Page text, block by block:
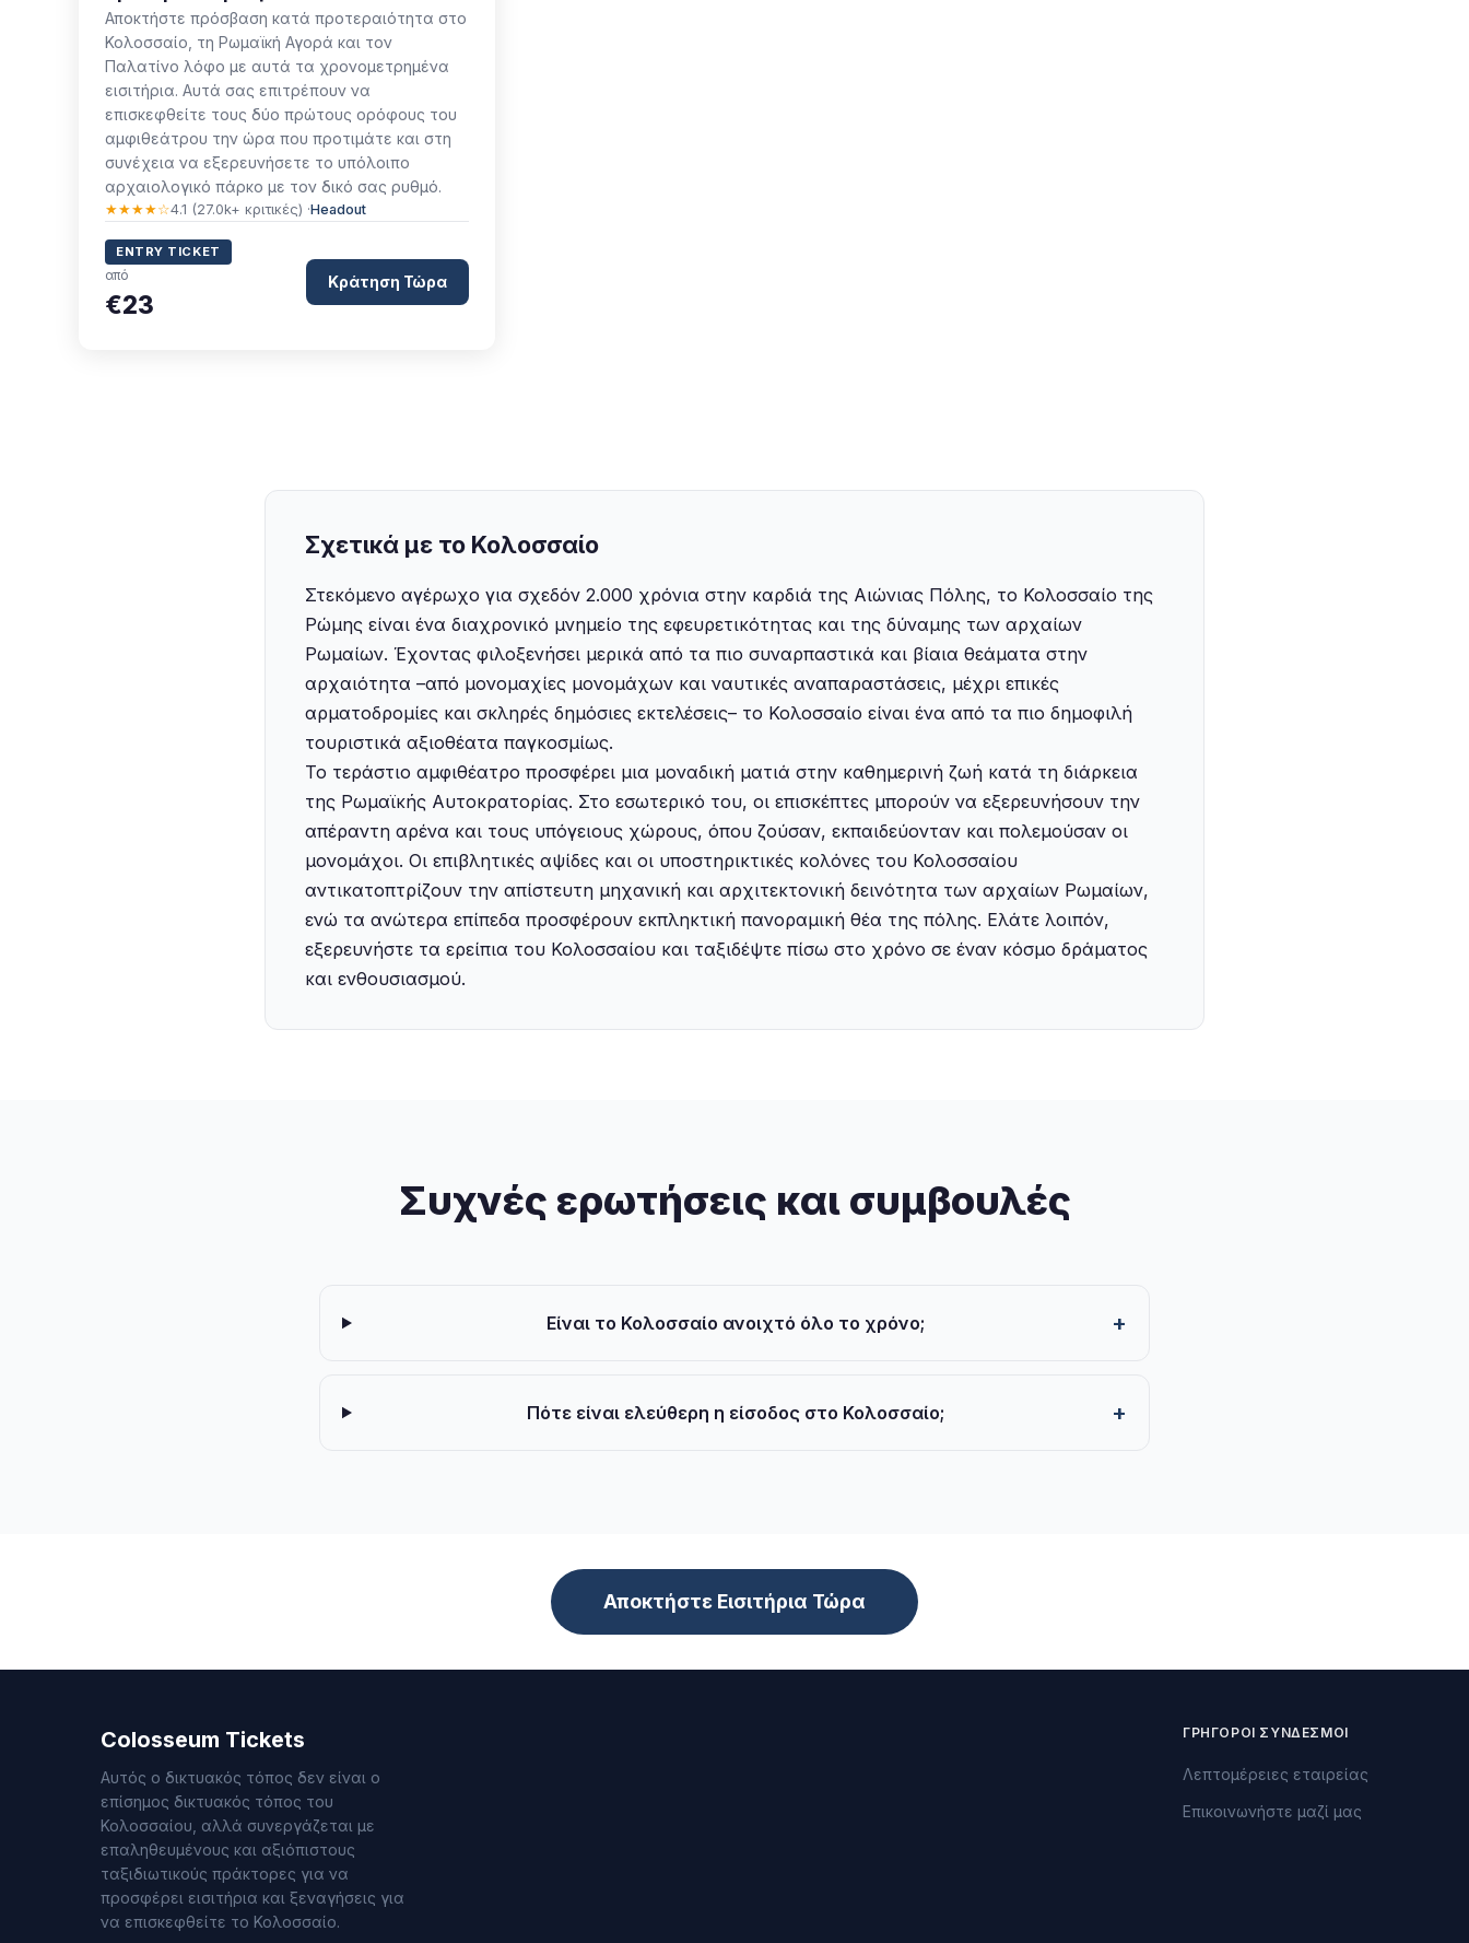
Αποκτήστε πρόσβαση κατά προτεραιότητα στο
Κολοσσαίο, τη Ρωμαϊκή Αγορά και τον
Παλατίνο λόφο με αυτά τα χρονομετρημένα
εισιτήρια. Αυτά σας επιτρέπουν να
επισκεφθείτε τους δύο πρώτους ορόφους του
αμφιθεάτρου την ώρα που προτιμάτε και στη
συνέχεια να εξερευνήσετε το υπόλοιπο
αρχαιολογικό πάρκο με τον δικό σας ρυθμό.
★★★★☆4.1 (27.0k+ κριτικές) ·Headout
ENTRY TICKET
από
€23
Κράτηση Τώρα
Σχετικά με το Κολοσσαίο
Στεκόμενο αγέρωχο για σχεδόν 2.000 χρόνια στην καρδιά της Αιώνιας Πόλης, το Κολοσσαίο της
Ρώμης είναι ένα διαχρονικό μνημείο της εφευρετικότητας και της δύναμης των αρχαίων
Ρωμαίων. Έχοντας φιλοξενήσει μερικά από τα πιο συναρπαστικά και βίαια θεάματα στην
αρχαιότητα –από μονομαχίες μονομάχων και ναυτικές αναπαραστάσεις, μέχρι επικές
αρματοδρομίες και σκληρές δημόσιες εκτελέσεις– το Κολοσσαίο είναι ένα από τα πιο δημοφιλή
τουριστικά αξιοθέατα παγκοσμίως.
Το τεράστιο αμφιθέατρο προσφέρει μια μοναδική ματιά στην καθημερινή ζωή κατά τη διάρκεια
της Ρωμαϊκής Αυτοκρατορίας. Στο εσωτερικό του, οι επισκέπτες μπορούν να εξερευνήσουν την
απέραντη αρένα και τους υπόγειους χώρους, όπου ζούσαν, εκπαιδεύονταν και πολεμούσαν οι
μονομάχοι. Οι επιβλητικές αψίδες και οι υποστηρικτικές κολόνες του Κολοσσαίου
αντικατοπτρίζουν την απίστευτη μηχανική και αρχιτεκτονική δεινότητα των αρχαίων Ρωμαίων,
ενώ τα ανώτερα επίπεδα προσφέρουν εκπληκτική πανοραμική θέα της πόλης. Ελάτε λοιπόν,
εξερευνήστε τα ερείπια του Κολοσσαίου και ταξιδέψτε πίσω στο χρόνο σε έναν κόσμο δράματος
και ενθουσιασμού.
Συχνές ερωτήσεις και συμβουλές
Είναι το Κολοσσαίο ανοιχτό όλο το χρόνο;
Πότε είναι ελεύθερη η είσοδος στο Κολοσσαίο;
Αποκτήστε Εισιτήρια Τώρα
Colosseum Tickets
Αυτός ο δικτυακός τόπος δεν είναι ο
επίσημος δικτυακός τόπος του
Κολοσσαίου, αλλά συνεργάζεται με
επαληθευμένους και αξιόπιστους
ταξιδιωτικούς πράκτορες για να
προσφέρει εισιτήρια και ξεναγήσεις για
να επισκεφθείτε το Κολοσσαίο.
ΓΡΉΓΟΡΟΙ ΣΎΝΔΕΣΜΟΙ
Λεπτομέρειες εταιρείας
Επικοινωνήστε μαζί μας